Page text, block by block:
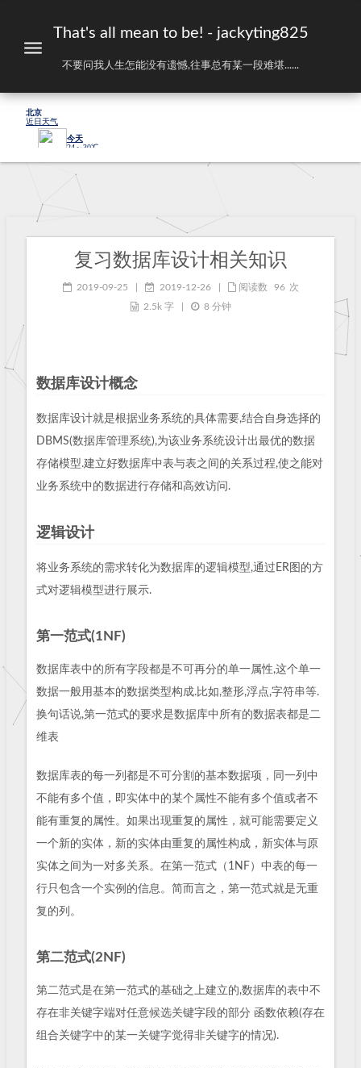
That's all mean to be! - jackyting825
不要问我人生怎能没有遗憾,往事总有某一段难堪......
复习数据库设计相关知识
2019-09-25 2019-12-26 阅读数 96 次
2.5k 字
8 分钟
数据库设计概念
数据库设计就是根据业务系统的具体需要,结合自身选择的
DBMS(数据库管理系统),为该业务系统设计出最优的数据
存储模型.建立好数据库中表与表之间的关系过程,使之能对
业务系统中的数据进行存储和高效访问.
逻辑设计
将业务系统的需求转化为数据库的逻辑模型,通过ER图的方
式对逻辑模型进行展示.
第一范式(1NF)
数据库表中的所有字段都是不可再分的单一属性,这个单一
数据一般用基本的数据类型构成.比如,整形,浮点,字符串等.
换句话说,第一范式的要求是数据库中所有的数据表都是二
维表
数据库表的每一列都是不可分割的基本数据项，同一列中
不能有多个值，即实体中的某个属性不能有多个值或者不
能有重复的属性。如果出现重复的属性，就可能需要定义
一个新的实体，新的实体由重复的属性构成，新实体与原
实体之间为一对多关系。在第一范式（1NF）中表的每一
行只包含一个实例的信息。简而言之，第一范式就是无重
复的列。
第二范式(2NF)
第二范式是在第一范式的基础之上建立的,数据库的表中不
存在非关键字端对任意候选关键字段的部分 函数依赖(存在
组合关键字中的某一关键字觉得非关键字的情况).